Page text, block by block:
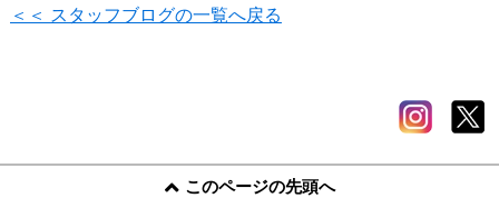
＜＜ スタッフブログの一覧へ戻る
このページの先頭へ